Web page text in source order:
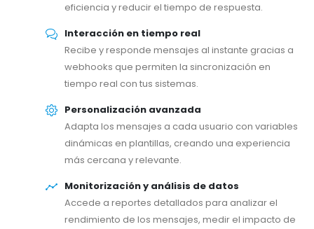
eficiencia y reducir el tiempo de respuesta.
Interacción en tiempo real
Recibe y responde mensajes al instante gracias a
webhooks que permiten la sincronización en
tiempo real con tus sistemas.
Personalización avanzada
Adapta los mensajes a cada usuario con variables
dinámicas en plantillas, creando una experiencia
más cercana y relevante.
Monitorización y análisis de datos
Accede a reportes detallados para analizar el
rendimiento de los mensajes, medir el impacto de